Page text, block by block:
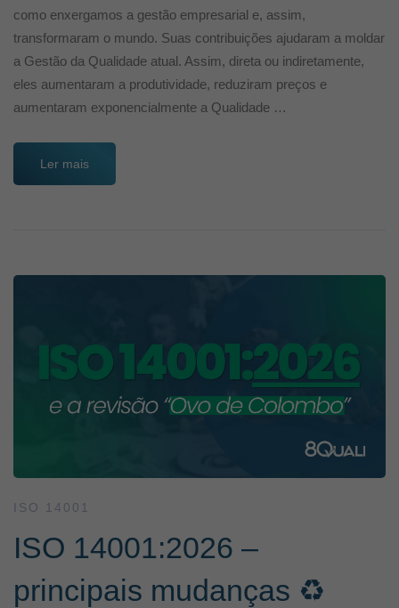
como enxergamos a gestão empresarial e, assim,
transformaram o mundo. Suas contribuições ajudaram a moldar
a Gestão da Qualidade atual. Assim, direta ou indiretamente,
eles aumentaram a produtividade, reduziram preços e
aumentaram exponencialmente a Qualidade …
Ler mais
ISO 14001
ISO 14001:2026 –
principais mudanças ♻️